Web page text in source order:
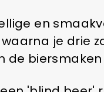
en
je drie